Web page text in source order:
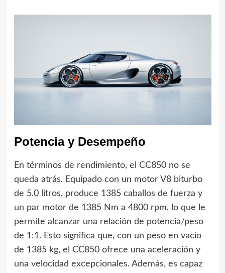
Potencia y Desempeño
En términos de rendimiento, el CC850 no se
queda atrás. Equipado con un motor V8 biturbo
de 5.0 litros, produce 1385 caballos de fuerza y
un par motor de 1385 Nm a 4800 rpm, lo que le
permite alcanzar una relación de potencia/peso
de 1:1. Esto significa que, con un peso en vacío
de 1385 kg, el CC850 ofrece una aceleración y
una velocidad excepcionales. Además, es capaz